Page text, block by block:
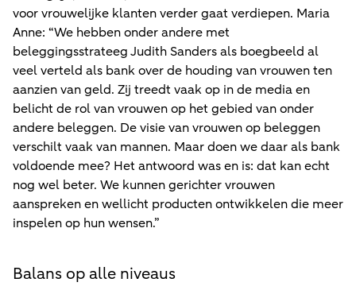
voor vrouwelijke klanten verder gaat verdiepen. Maria
Anne: “We hebben onder andere met
beleggingsstrateeg Judith Sanders als boegbeeld al
veel verteld als bank over de houding van vrouwen ten
aanzien van geld. Zij treedt vaak op in de media en
belicht de rol van vrouwen op het gebied van onder
andere beleggen. De visie van vrouwen op beleggen
verschilt vaak van mannen. Maar doen we daar als bank
voldoende mee? Het antwoord was en is: dat kan echt
nog wel beter. We kunnen gerichter vrouwen
aanspreken en wellicht producten ontwikkelen die meer
inspelen op hun wensen.”
Balans op alle niveaus